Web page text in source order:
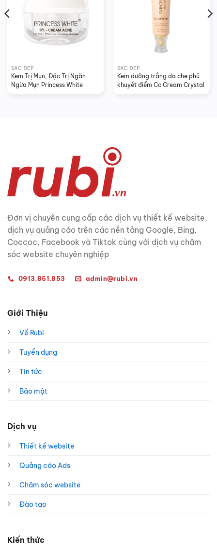
SẮC ĐẸP
Kem Trị Mụn, Đặc Trị Ngăn
Ngừa Mụn Princess White
SẮC ĐẸP
Kem dưỡng trắng da che phủ
khuyết điểm Cc Cream Crystal
Đơn vị chuyên cung cấp các dịch vụ thiết kế website,
dịch vụ quảng cáo trên các nền tảng Google, Bing,
Coccoc, Facebook và Tiktok cùng với dịch vụ chăm
sóc website chuyên nghiệp
0913.851.853 admin@rubi.vn
Giới Thiệu
Về Rubi
Tuyển dụng
Tin tức
Bảo mật
Dịch vụ
Thiết kế website
Quảng cáo Ads
Chăm sóc website
Đào tạo
Kiến thức